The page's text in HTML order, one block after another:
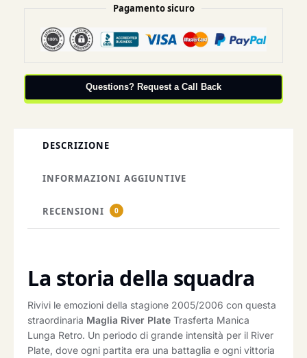
Pagamento sicuro
Questions? Request a Call Back
DESCRIZIONE
INFORMAZIONI AGGIUNTIVE
RECENSIONI 0
La storia della squadra
Rivivi le emozioni della stagione 2005/2006 con questa
straordinaria Maglia River Plate Trasferta Manica
Lunga Retro. Un periodo di grande intensità per il River
Plate, dove ogni partita era una battaglia e ogni vittoria